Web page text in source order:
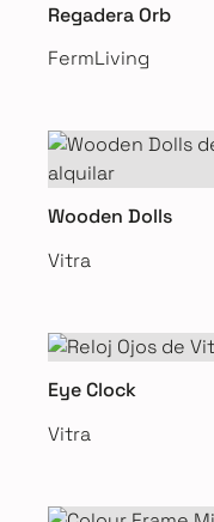
Regadera Orb
FermLiving
Wooden Dolls
Vitra
Eye Clock
Vitra